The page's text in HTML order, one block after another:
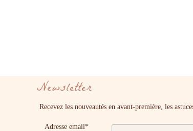
Newsletter
Recevez les nouveautés en avant-première, les
Adresse email*